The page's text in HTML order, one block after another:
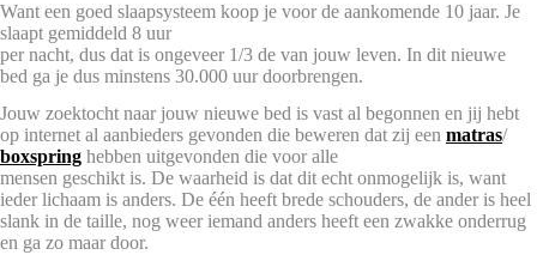
Want een goed slaapsysteem koop je voor de aankomende 10 jaar. Je
slaapt gemiddeld 8 uur
per nacht, dus dat is ongeveer 1/3 de van jouw leven. In dit nieuwe
bed ga je dus minstens 30.000 uur doorbrengen.
Jouw zoektocht naar jouw nieuwe bed is vast al begonnen en jij hebt
op internet al aanbieders gevonden die beweren dat zij een matras/
boxspring hebben uitgevonden die voor alle
mensen geschikt is. De waarheid is dat dit echt onmogelijk is, want
ieder lichaam is anders. De één heeft brede schouders, de ander is heel
slank in de taille, nog weer iemand anders heeft een zwakke onderrug
en ga zo maar door.